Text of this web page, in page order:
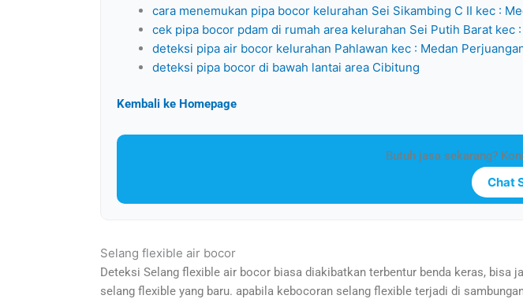
cara menemukan pipa bocor kelurahan Sei Sikambing C II kec :
cek pipa bocor pdam di rumah area kelurahan Sei Putih Barat kec
deteksi pipa air bocor kelurahan Pahlawan kec : Medan
deteksi pipa bocor di bawah lantai area Cibitung
Kembali ke Homepage
Butuh jasa sekarang?
Chat
Selang flexible air bocor
Deteksi Selang flexible air bocor biasa diakibatkan terbentur benda keras,
selang flexible yang baru. apabila kebocoran selang flexible terjadi di